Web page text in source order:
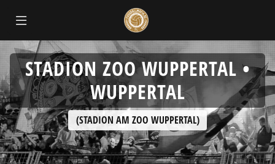
STADION ZOO WUPPERTAL •
WUPPERTAL
(STADION AM ZOO WUPPERTAL)